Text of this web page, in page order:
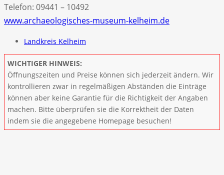
Telefon: 09441 – 10492
www.archaeologisches-museum-kelheim.de
Landkreis Kelheim
WICHTIGER HINWEIS:
Öffnungszeiten und Preise können sich jederzeit ändern. Wir
kontrollieren zwar in regelmäßigen Abständen die Einträge
können aber keine Garantie für die Richtigkeit der Angaben
machen. Bitte überprüfen sie die Korrektheit der Daten
indem sie die angegebene Homepage besuchen!